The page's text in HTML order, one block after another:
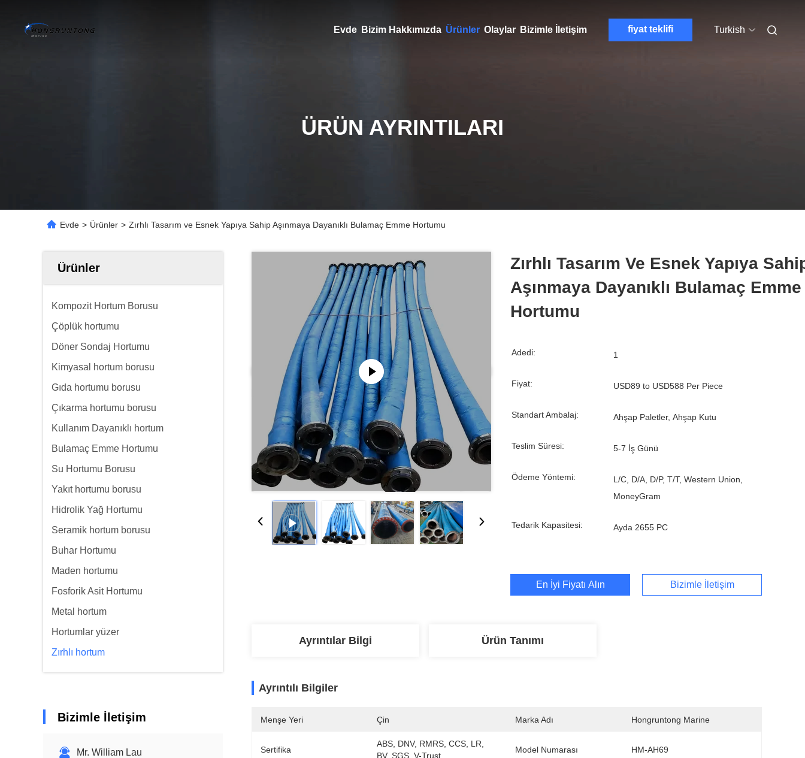
Evde Bizim Hakkımızda Ürünler Olaylar Bizimle İletişim fiyat teklifi Turkish
ÜRÜN AYRINTILARI
Evde > Ürünler > Zırhlı Tasarım ve Esnek Yapıya Sahip Aşınmaya Dayanıklı Bulamaç Emme Hortumu
Ürünler
Kompozit Hortum Borusu
Çöplük hortumu
Döner Sondaj Hortumu
Kimyasal hortum borusu
Gıda hortumu borusu
Çıkarma hortumu borusu
Kullanım Dayanıklı hortum
Bulamaç Emme Hortumu
Su Hortumu Borusu
Yakıt hortumu borusu
Hidrolik Yağ Hortumu
Seramik hortum borusu
Buhar Hortumu
Maden hortumu
Fosforik Asit Hortumu
Metal hortum
Hortumlar yüzer
Zırhlı hortum
Bizimle İletişim
Mr. William Lau
Zırhlı Tasarım Ve Esnek Yapıya
Aşınmaya Dayanıklı Bulamaç Emme
Hortumu
Adedi: 1
Fiyat: USD89 to USD588 Per Piece
Standart Ambalaj: Ahşap Paletler, Ahşap Kutu
Teslim Süresi: 5-7 İş Günü
Ödeme Yöntemi:
L/C, D/A, D/P, T/T, Western Union,
MoneyGram
Tedarik Kapasitesi: Ayda 2655 PC
En İyi Fiyatı Alın Bizimle İletişim
Ayrıntılar Bilgi Ürün Tanımı
Ayrıntılı Bilgiler
Menşe Yeri Çin Marka Adı Hongruntong Marine
Sertifika
ABS, DNV, RMRS, CCS, LR,
BV, SGS, V-Trust
Model Numarası HM-AH69